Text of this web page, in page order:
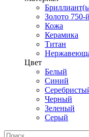
Золото
Кожа
Керамика
Титан
Цвет
Белый
Синий
Черный
Зеленый
Серый